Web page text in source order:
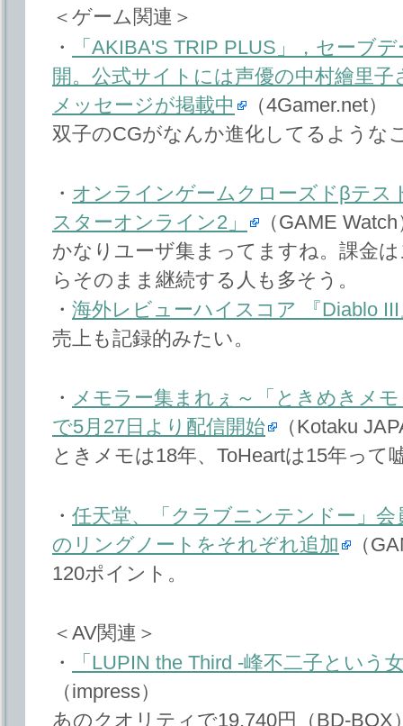
＜ゲーム関連＞
・
「AKIBA'S TRIP PLUS」，セーブ
開。公式サイトには声優の中村繪里
メッセージが掲載中
（4Gamer.net）
双子のCGがなんか進化してるような
・ オンラインゲームクローズドβテス
スターオンライン2」
（GAME
かなりユーザ集まってますね。課金
らそのまま継続する人も多そう。
・ 海外レビューハイスコア 『Diablo
売上も記録的みたい。
・ メモラー集まれぇ～「ときめきメ
で5月27日より配信開始
（Kotaku
ときメモは18年、ToHeartは15年って
・ 任天堂、「クラブニンテンドー」
のリングノートをそれぞれ追加
（
120ポイント。
＜AV関連＞
・
「LUPIN the Third -峰不二子という
（impress）
あのクオリティで19,740円（BD-